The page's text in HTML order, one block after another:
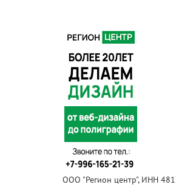
ООО "Регион центр", ИНН